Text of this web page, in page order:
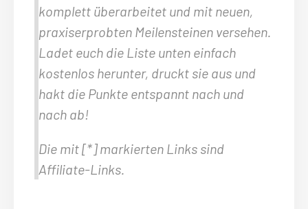
komplett überarbeitet und mit neuen,
praxiserprobten Meilensteinen versehen.
Ladet euch die Liste unten einfach
kostenlos herunter, druckt sie aus und
hakt die Punkte entspannt nach und
nach ab!
Die mit [*] markierten Links sind
Affiliate-Links.